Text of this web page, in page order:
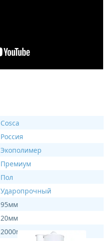
Cosca
Россия
Экополимер
Премиум
Пол
Ударопрочный
95мм
20мм
2000мм